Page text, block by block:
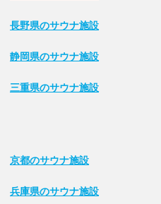
長野県のサウナ施設
静岡県のサウナ施設
三重県のサウナ施設
京都のサウナ施設
兵庫県のサウナ施設